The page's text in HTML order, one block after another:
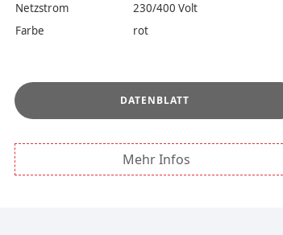
Netzstrom
230/400 Volt
Farbe
rot
DATENBLATT
Mehr Infos